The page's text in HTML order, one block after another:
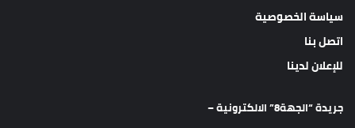
سياسة الخصوصية
اتصل بنا
للإعلان لدينا
جريدة “الجهة8” الالكترونية –